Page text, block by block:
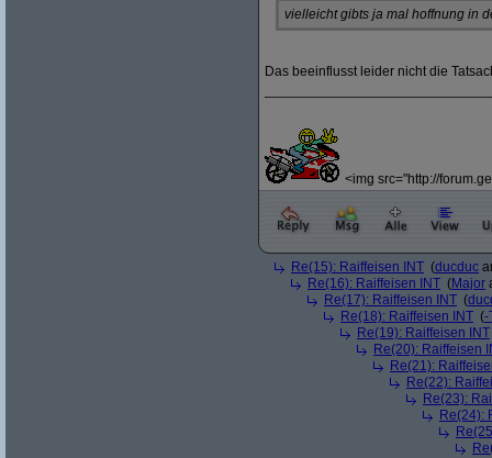
vielleicht gibts ja mal hoffnung in
Das beeinflusst leider nicht die
<img src="http://
Re(15): Raiffeisen INT (ducduc
Re(16): Raiffeisen INT (Major
Re(17): Raiffeisen INT (
Re(18): Raiffeisen INT (-
Re(19): Raiffeisen INT
Re(20): Raiffeisen
Re(21):
Re(22):
Re(23):
Re(24):